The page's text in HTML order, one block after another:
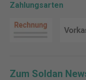
Zahlungsarten
Zum Soldan